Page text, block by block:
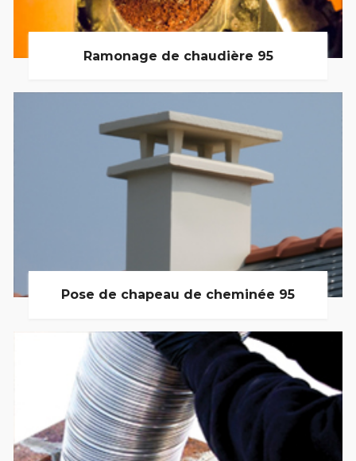
Ramonage de chaudière 95
Pose de chapeau de cheminée 95